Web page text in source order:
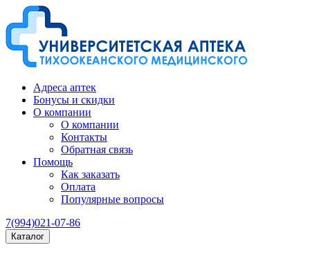
Адреса аптек
Бонусы и скидки
О компании
О компании
Контакты
Обратная связь
Помощь
Как заказать
Оплата
Популярные вопросы
7(994)021-07-86
Каталог